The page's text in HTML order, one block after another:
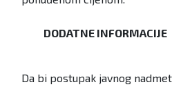
DODATNE INFORMACIJE
Da bi postupak javnog